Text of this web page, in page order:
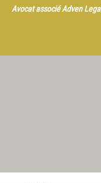
Avocat associé Adven